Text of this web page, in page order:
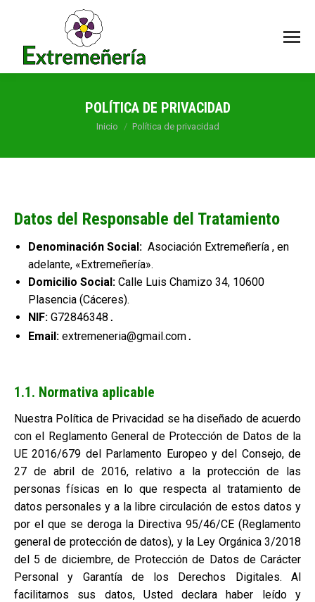
POLÍTICA DE PRIVACIDAD
Estás aquí:
Inicio Política de privacidad
Datos del Responsable del Tratamiento
Denominación Social: Asociación Extremeñería , en
adelante, «Extremeñería».
Domicilio Social: Calle Luis Chamizo 34, 10600
Plasencia (Cáceres).
NIF: G72846348 .
Email: extremeneria@gmail.com.
1.1. Normativa aplicable
Nuestra Política de Privacidad se ha diseñado de acuerdo
con el Reglamento General de Protección de Datos de la
UE 2016/679 del Parlamento Europeo y del Consejo, de
27 de abril de 2016, relativo a la protección de las
personas físicas en lo que respecta al tratamiento de
datos personales y a la libre circulación de estos datos y
por el que se deroga la Directiva 95/46/CE (Reglamento
general de protección de datos), y la Ley Orgánica 3/2018
del 5 de diciembre, de Protección de Datos de Carácter
Personal y Garantía de los Derechos Digitales. Al
facilitarnos sus datos, Usted declara haber leído y